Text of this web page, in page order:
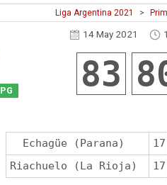
Liga Argentina 2021 >
14 May 2021
PG 83
Echagüe (Parana) 17
Riachuelo (La Rioja)
17